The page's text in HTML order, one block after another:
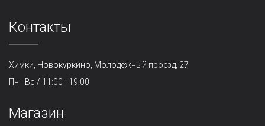
Контакты
Химки, Новокуркино, Молодёжный проезд, 27
Пн - Вс / 11:00 - 19:00
Магазин